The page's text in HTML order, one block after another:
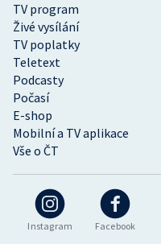
Instagram Facebook
TV program
Živé vysílání
TV poplatky
Teletext
Podcasty
Počasí
E-shop
Mobilní a TV aplikace
Vše o ČT